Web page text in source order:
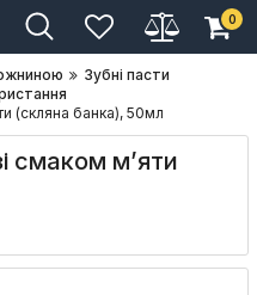
0
Зубні пасти
(скляна банка), 50мл
смаком м’яти